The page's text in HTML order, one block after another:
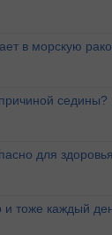
в морскую
седины?
для здоровья
и тоже каждый